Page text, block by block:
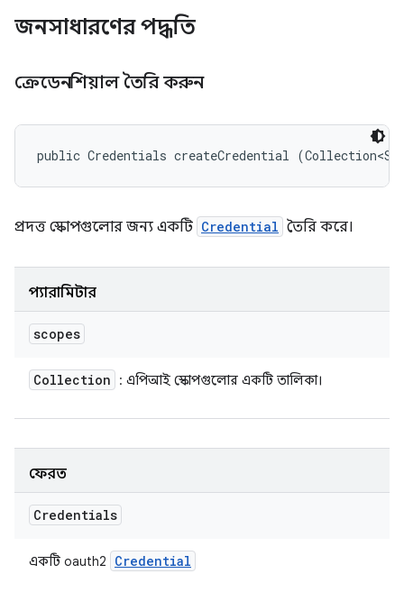
জনসাধারণের পদ্ধতি
ক্রেডেনশিয়াল তৈরি করুন
public Credentials createCredential
প্রদত্ত স্কোপগুলোর জন্য একটি Credential তৈরি করে।
প্যারামিটার
scopes
Collection : এপিআই স্কোপগুলোর একটি তালিকা।
ফেরত
Credentials
একটি oauth2 Credential